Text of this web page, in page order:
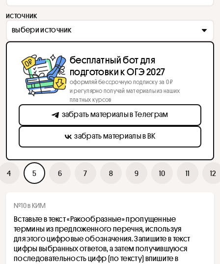
источник
выбери источник
4 5 6 7 8 9 10 11 12
№10 в КИМ
Вставьте в текст «Ракообразные» пропущенные
термины из предложенного перечня, используя
для этого цифровые обозначения. Запишите в текст
цифры выбранных ответов, а затем получившуюся
последовательность цифр (по тексту) впишите в
бесплатный бот для
подготовки к ОГЭ 2027
оформляй бессрочную подписку за 0 ₽
и регулярно получай материалы из наших
платных курсов
забрать материалы в Телеграм
забрать материалы в ВК